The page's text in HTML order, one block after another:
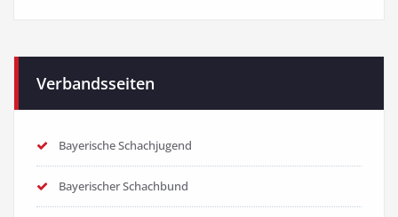
Verbandsseiten
Bayerische Schachjugend
Bayerischer Schachbund